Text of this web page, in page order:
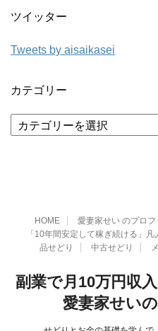
ツイッター
Tweets by aisaikasei
カテゴリー
テ
HOME
愛妻家せい のプロ
「10年間安定して稼ぎ続ける」
品せどり
中古せどり
副業で月10万円収
愛妻家せい